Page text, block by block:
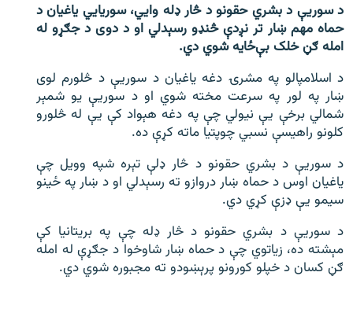
راسره ملګري شئ
د ازادې اروپا/ ازادي راډيو ټولې پاڼې
د سوریې د بشري حقونو د څار ډله وایي، سوریایي یاغیان د
حماه مهم ښار تر نږدې څنډو رسېدلي او د دوی د جګړو له
امله ګڼ خلک بې‌ځایه شوي دي.
د اسلامپالو په مشرۍ دغه یاغیان د سوریې د څلورم لوی
ښار په لور په سرعت مخته شوي او د سوریې یو شمېر
شمالي برخې یې نیولي چې په دغه هېواد کې یې له څلورو
کلونو راهیسې نسبي چوپتیا ماته کړې ده.
د سوریې د بشري حقونو د څار ډلې تېره شپه وویل چې
یاغیان اوس د حماه ښار دروازو ته رسېدلي او د ښار په ځینو
سیمو یې ډزې کړي دي.
د سوریې د بشري حقونو د څار ډله چې په بریتانیا کې
مېشته ده، زیاتوي چې د حماه ښار شاوخوا د جګړې له امله
ګڼ کسان د خپلو کورونو پرېښودو ته مجبوره شوي دي.